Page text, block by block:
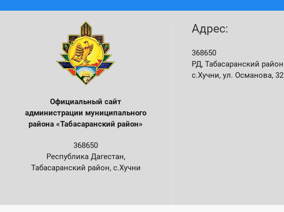
Официальный сайт
администрации муниципального
района «Табасаранский район»
368650
Республика Дагестан,
Табасаранский район, с.Хучни
Адрес:
368650
РД, Табасаранский район
с.Хучни, ул. Османова, 32